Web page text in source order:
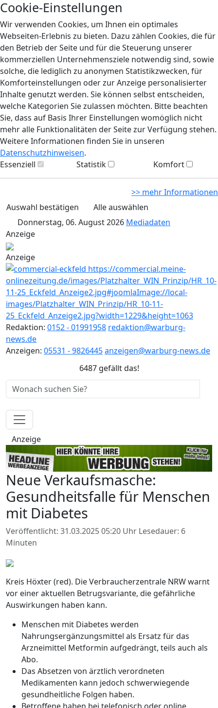
Cookie-Einstellungen
Wir verwenden Cookies, um Ihnen ein optimales
Webseiten-Erlebnis zu bieten. Dazu zählen Cookies, die für
den Betrieb der Seite und für die Steuerung unserer
kommerziellen Unternehmensziele notwendig sind, sowie
solche, die lediglich zu anonymen Statistikzwecken, für
Komforteinstellungen oder zur Anzeige personalisierter
Inhalte genutzt werden. Sie können selbst entscheiden,
welche Kategorien Sie zulassen möchten. Bitte beachten
Sie, dass auf Basis Ihrer Einstellungen womöglich nicht
mehr alle Funktionalitäten der Seite zur Verfügung stehen.
Weitere Informationen finden Sie in unseren
Datenschutzhinweisen.
Essenziell
Statistik Komfort
>> mehr Informationen
Auswahl bestätigen
Alle auswählen
Donnerstag, 06. August 2026 Mediadaten
Anzeige
Anzeige
Redaktion: 0152 - 01991958 redaktion@warburg-
news.de
Anzeigen: 05531 - 9826445anzeigen@warburg-news.de
6487 gefällt das!
Anzeige
Neue Verkaufsmasche:
Gesundheitsfalle für Menschen
mit Diabetes
Veröffentlicht: 31.03.2025 05:20 Uhr Lesedauer: 6
Minuten
Kreis Höxter (red). Die Verbraucherzentrale NRW warnt
vor einer aktuellen Betrugsvariante, die gefährliche
Auswirkungen haben kann.
Menschen mit Diabetes werden
Nahrungsergänzungsmittel als Ersatz für das
Arzneimittel Metformin aufgedrängt, teils auch als
Abo.
Das Absetzen von ärztlich verordneten
Medikamenten kann jedoch schwerwiegende
gesundheitliche Folgen haben.